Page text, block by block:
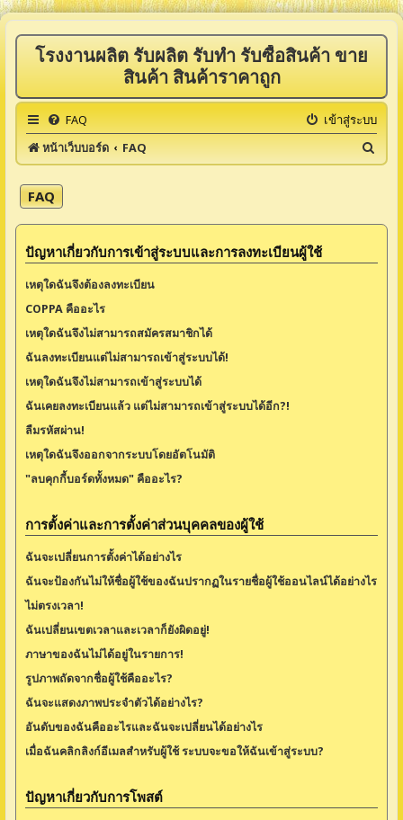
โรงงานผลิต รับผลิต รับทำ รับซื้อสินค้า ขาย
สินค้า สินค้าราคาถูก
FAQ
เข้าสู่ระบบ
หน้าเว็บบอร์ด
FAQ
น
FAQ
ปัญหาเกี่ยวกับการเข้าสู่ระบบและการลงทะเบียนผู้ใช้
เหตุใดฉันจึงต้องลงทะเบียน
COPPA คืออะไร
เหตุใดฉันจึงไม่สามารถสมัครสมาชิกได้
ฉันลงทะเบียนแต่ไม่สามารถเข้าสู่ระบบได้!
เหตุใดฉันจึงไม่สามารถเข้าสู่ระบบได้
ฉันเคยลงทะเบียนแล้ว แต่ไม่สามารถเข้าสู่ระบบได้อีก?!
ลืมรหัสผ่าน!
เหตุใดฉันจึงออกจากระบบโดยอัตโนมัติ
"ลบคุกกี้บอร์ดทั้งหมด" คืออะไร?
การตั้งค่าและการตั้งค่าส่วนบุคคลของผู้ใช้
ฉันจะเปลี่ยนการตั้งค่าได้อย่างไร
ฉันจะป้องกันไม่ให้ชื่อผู้ใช้ของฉันปรากฏในรายชื่อผู้ใช้ออนไลน์ได้อย่างไร
ไม่ตรงเวลา!
ฉันเปลี่ยนเขตเวลาและเวลาก็ยังผิดอยู่!
ภาษาของฉันไม่ได้อยู่ในรายการ!
รูปภาพถัดจากชื่อผู้ใช้คืออะไร?
ฉันจะแสดงภาพประจำตัวได้อย่างไร?
อันดับของฉันคืออะไรและฉันจะเปลี่ยนได้อย่างไร
เมื่อฉันคลิกลิงก์อีเมลสำหรับผู้ใช้ ระบบจะขอให้ฉันเข้าสู่ระบบ?
ปัญหาเกี่ยวกับการโพสต์